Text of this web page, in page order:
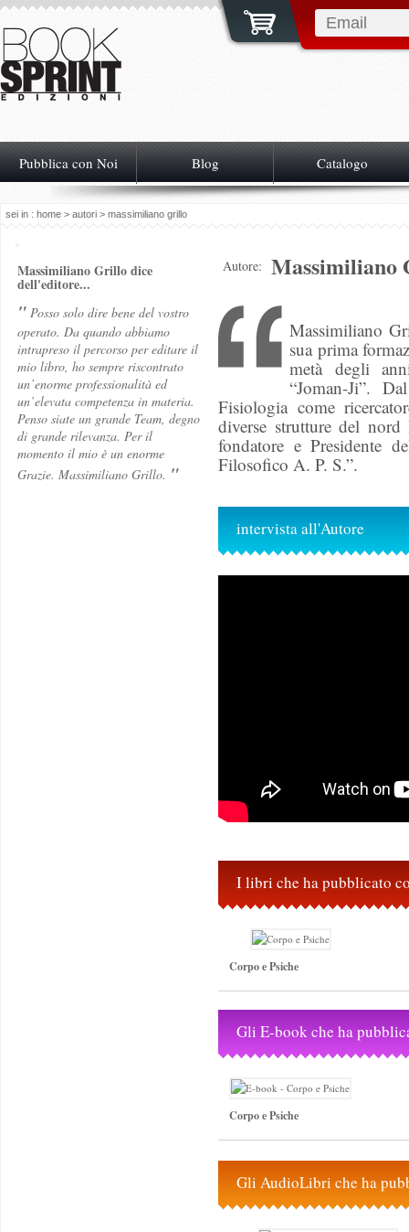
Pubblica con Noi Blog Catalogo
sei in : home > autori > massimiliano grillo
Massimiliano Grillo dice
dell'editore...
" Posso solo dire bene del vostro
operato. Da quando abbiamo
intrapreso il percorso per editare il
mio libro, ho sempre riscontrato
un’enorme professionalità ed
un’elevata competenza in materia.
Penso siate un grande Team, degno
di grande rilevanza. Per il
momento il mio è un enorme
Grazie. Massimiliano Grillo. "
Autore: Massimiliano
Massimiliano
sua prima
metà degli
“Joman-Ji”.
Fisiologia come
diverse strutture del
fondatore e Presidente
Filosofico A. P. S.”.
intervista all'Autore
I libri che ha pubblicato
Corpo e Psiche
Gli E-book che ha
Corpo e Psiche
Gli AudioLibri che ha